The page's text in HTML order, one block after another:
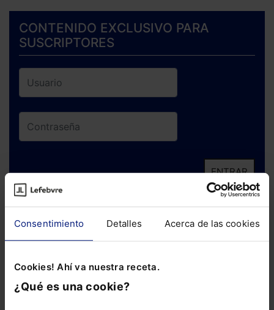
Consentimiento Detalles Acerca de las cookies
Cookies! Ahí va nuestra receta.
¿Qué es una cookie?
CONTENIDO EXCLUSIVO PARA
SUSCRIPTORES
ENTRAR
¿Has olvidado tu contraseña?
Si todavía no te has suscrito, no pierdas
está oportunidad y adquiere tu acceso
con un25% de descuento